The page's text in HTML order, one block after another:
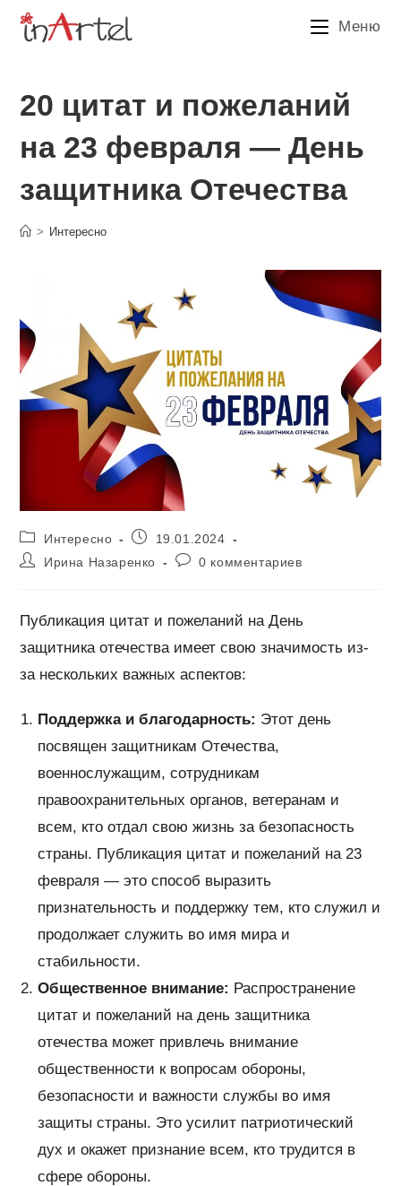
Перейти
Меню
20 цитат и пожеланий
на 23 февраля — День
защитника Отечества
> Интересно
Рубрика
записи:
Интересно
Запись
опубликована:
19.01.2024
АвторИрина Назаренко
Комментарии
0 комментариев
Публикация цитат и пожеланий на День
защитника отечества имеет свою значимость из-
за нескольких важных аспектов:
Поддержка и благодарность: Этот день
посвящен защитникам Отечества,
военнослужащим, сотрудникам
правоохранительных органов, ветеранам и
всем, кто отдал свою жизнь за безопасность
страны. Публикация цитат и пожеланий на 23
февраля — это способ выразить
признательность и поддержку тем, кто служил и
продолжает служить во имя мира и
стабильности.
Общественное внимание: Распространение
цитат и пожеланий на день защитника
отечества может привлечь внимание
общественности к вопросам обороны,
безопасности и важности службы во имя
защиты страны. Это усилит патриотический
дух и окажет признание всем, кто трудится в
сфере обороны.